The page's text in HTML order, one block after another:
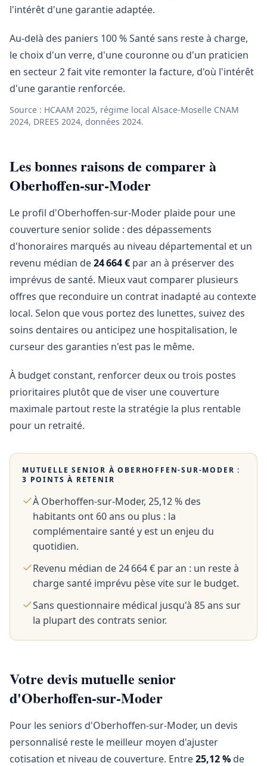
l'intérêt d'une garantie adaptée.
Au-delà des paniers 100 % Santé sans reste à charge,
le choix d'un verre, d'une couronne ou d'un praticien
en secteur 2 fait vite remonter la facture, d'où l'intérêt
d'une garantie renforcée.
Source : HCAAM 2025, régime local Alsace-Moselle CNAM
2024, DREES 2024, données 2024.
Les bonnes raisons de comparer à
Oberhoffen-sur-Moder
Le profil d'Oberhoffen-sur-Moder plaide pour une
couverture senior solide : des dépassements
d'honoraires marqués au niveau départemental et un
revenu médian de24 664 € par an à préserver des
imprévus de santé. Mieux vaut comparer plusieurs
offres que reconduire un contrat inadapté au contexte
local. Selon que vous portez des lunettes, suivez des
soins dentaires ou anticipez une hospitalisation, le
curseur des garanties n'est pas le même.
À budget constant, renforcer deux ou trois postes
prioritaires plutôt que de viser une couverture
maximale partout reste la stratégie la plus rentable
pour un retraité.
MUTUELLE SENIOR ÀOBERHOFFEN-SUR-MODER :
3 POINTS À RETENIR
À Oberhoffen-sur-Moder, 25,12 % des
habitants ont 60 ans ou plus : la
complémentaire santé y est un enjeu du
quotidien.
Revenu médian de 24 664 € par an : un reste à
charge santé imprévu pèse vite sur le budget.
Sans questionnaire médical jusqu'à 85 ans sur
la plupart des contrats senior.
Votre devis mutuelle senior
d'Oberhoffen-sur-Moder
Pour les seniors d'Oberhoffen-sur-Moder, un devis
personnalisé reste le meilleur moyen d'ajuster
cotisation et niveau de couverture. Entre25,12 % de